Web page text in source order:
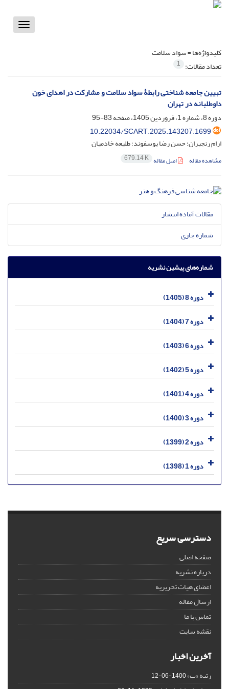
Toggle
کلیدواژه‌ها =سواد سلامت
تعداد مقالات: 1
تبیین جامعه شناختی رابطۀ سواد سلامت و مشارکت در اهدای خون
داوطلبانه در تهران
دوره 8، شماره 1، فروردین 1405، صفحه
83-95
10.22034/SCART.2025.143207.1699
ارام رنجبران؛ حسن رضا یوسفوند؛ طلیعه خادمیان
مشاهده مقاله اصل مقاله 679.14 K
مقالات آماده انتشار
شماره جاری
شماره‌های پیشین نشریه
دوره 8 (1405)
دوره 7 (1404)
دوره 6 (1403)
دوره 5 (1402)
دوره 4 (1401)
دوره 3 (1400)
دوره 2 (1399)
دوره 1 (1398)
دسترسی سریع
صفحه اصلی
درباره نشریه
اعضای هیات تحریریه
ارسال مقاله
تماس با ما
نقشه سایت
آخرین اخبار
رتبه «ب»1400-06-12